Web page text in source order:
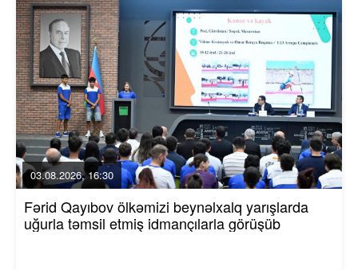
03.08.2026, 16:30
Fərid Qayıbov ölkəmizi beynəlxalq yarışlarda
uğurla təmsil etmiş idmançılarla görüşüb